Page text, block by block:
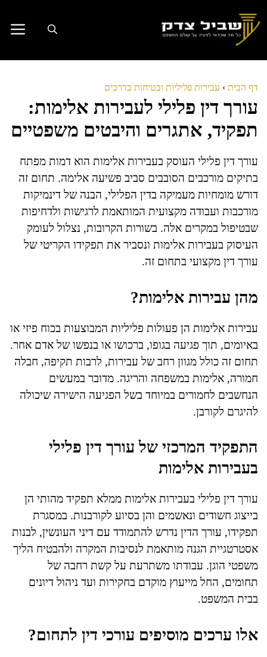
לתוכן
דף הבית › עבירות פליליות ובטיחות בדרכים
עורך דין פלילי לעבירות אלימות:
תפקיד, אתגרים והיבטים משפטיים
עורך דין פלילי העוסק בעבירות אלימות הוא דמות מפתח
בתיקים מורכבים הסובבים סביב פשיעה אלימה. תחום זה
דורש מומחיות מעמיקה בדין הפלילי, הבנה של דינמיקות
מורכבות ועבודה מקצועית המותאמת לרגישות ולדחיפות
שבטיפול במקרים אלה. בשורות הקרובות, נצלול לעומק
העיסוק בעבירות אלימות ונסביר את תפקידו הקריטי של
עורך דין מקצועי בתחום זה.
מהן עבירות אלימות?
עבירות אלימות הן פעולות פליליות המבוצעות בכוח פיזי או
באיומים, תוך פגיעה בגופו, ברכושו או בנפשו של אדם אחר.
תחום זה כולל מגוון רחב של עבירות, לרבות תקיפה, חבלה
חמורה, אלימות במשפחה והריגה. מדובר במעשים
הנחשבים לחמורים במיוחד בשל הפגיעה הישירה שיכולה
להיגרם לקורבן.
התפקיד המרכזי של עורך דין פלילי
בעבירות אלימות
עורך דין פלילי בעבירות אלימות ממלא תפקיד מהותי הן
בייצוג חשודים ונאשמים והן בסיוע לקורבנות. במסגרת
תפקידו, עורך הדין נדרש להתמודד עם דיני העונשין, לבנות
אסטרטגיית הגנה מותאמת לנסיבות המקרה ולהבטיח הליך
משפטי הוגן. עבודתו משתרעת על קשת רחבה של
תחומים, החל מייעוץ מוקדם בחקירות ועד ניהול דיונים
בבית המשפט.
אלו ערכים מוסיפים עורכי דין לתחום?